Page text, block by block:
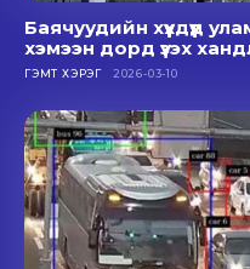
Баячуудийн хүүхдүүд
хэмээн дорд үзэх
ГЭМТ ХЭРЭГ 2026-03-10